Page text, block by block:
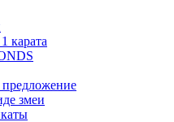
карата
змеи